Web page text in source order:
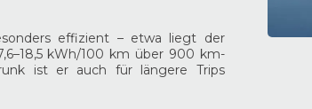
effizient – etwa liegt der
kWh/100 km über 900 km-
ist er auch für längere Trips